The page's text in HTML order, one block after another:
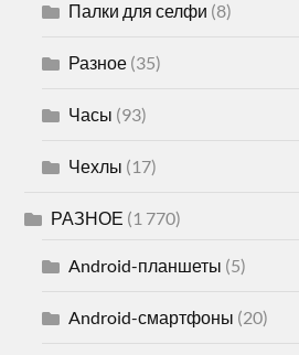
Палки для селфи (8)
Разное (35)
Часы (93)
Чехлы (17)
РАЗНОЕ (1 770)
Android-планшеты (5)
Android-смартфоны (20)